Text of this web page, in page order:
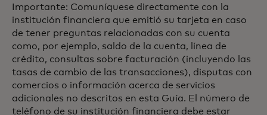
Importante: Comuníquese directamente con la
institución financiera que emitió su tarjeta en caso
de tener preguntas relacionadas con su cuenta
como, por ejemplo, saldo de la cuenta, línea de
crédito, consultas sobre facturación (incluyendo las
tasas de cambio de las transacciones), disputas con
comercios o información acerca de servicios
adicionales no descritos en esta Guía. El número de
teléfono de su institución financiera debe estar